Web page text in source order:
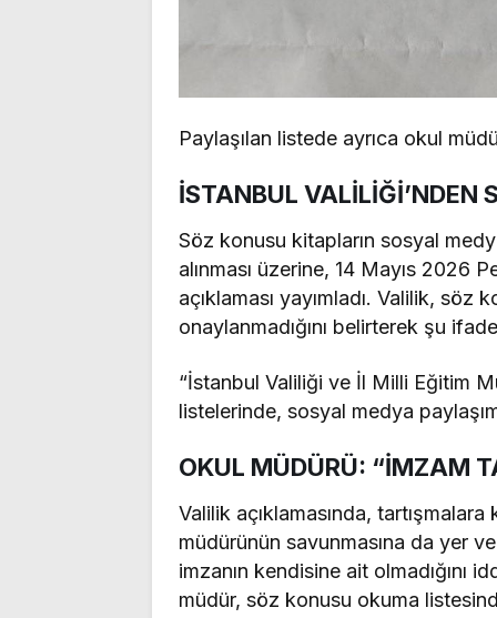
Paylaşılan listede ayrıca okul
İSTANBUL VALİLİĞİ’NDEN
Söz konusu kitapların sosyal
alınması üzerine, 14 Mayıs 2026
açıklaması yayımladı. Valilik, söz
onaylanmadığını belirterek şu
“İstanbul Valiliği ve İl Milli Eğitim
listelerinde, sosyal medya
OKUL MÜDÜRÜ: “İMZAM
Valilik açıklamasında,
müdürünün savunmasına da yer
imzanın kendisine ait olmadığını
müdür, söz konusu okuma